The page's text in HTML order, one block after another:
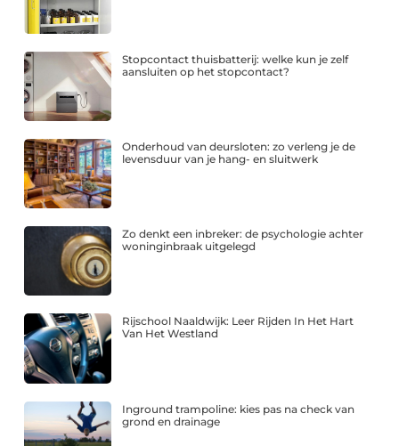
Stopcontact thuisbatterij: welke kun je zelf
aansluiten op het stopcontact?
Onderhoud van deursloten: zo verleng je de
levensduur van je hang- en sluitwerk
Zo denkt een inbreker: de psychologie achter
woninginbraak uitgelegd
Rijschool Naaldwijk: Leer Rijden In Het Hart
Van Het Westland
Inground trampoline: kies pas na check van
grond en drainage